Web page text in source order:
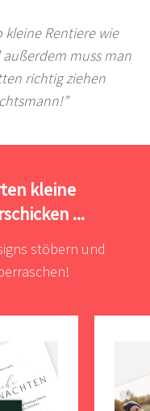
kleine Rentiere wie
muss man
richtig ziehen
kleine
...
stöbern und